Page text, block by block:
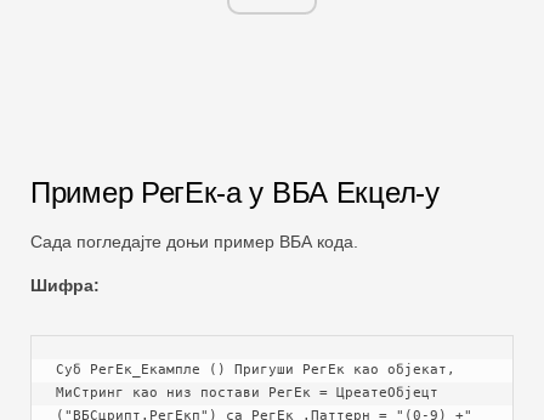
Пример РегЕк-а у ВБА Екцел-у
Сада погледајте доњи пример ВБА кода.
Шифра:
Суб РегЕк_Екампле () Пригуши РегЕк као објекат,
МиСтринг као низ постави РегЕк = ЦреатеОбјецт
("ВБСцрипт.РегЕкп") са РегЕк .Паттерн = "(0-9) +"